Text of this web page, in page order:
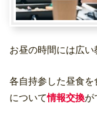
お昼の時間には広い
各自持参した昼食
について情報交換が